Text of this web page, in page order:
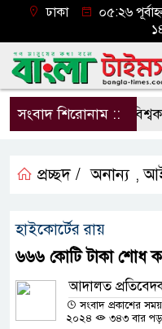
ঢাকা
০৫:২৬
সংবাদ শিরোনাম ::
প্রচ্ছদ / অনান্য ,
হাইকোর্টের রায়
৬৬৬ কোটি টাকা শোধ
আদালত
সংবাদ প্রকাশের
২০২৪
৩৪৩ বার